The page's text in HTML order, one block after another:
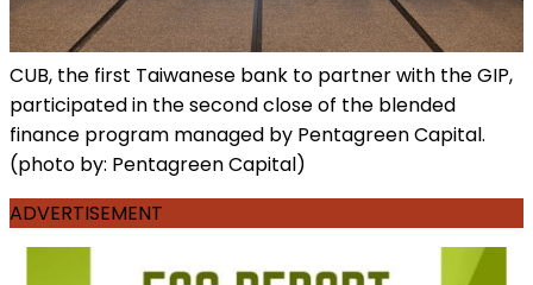
CUB, the first Taiwanese bank to partner with the GIP,
participated in the second close of the blended
finance program managed by Pentagreen Capital.
(photo by: Pentagreen Capital)
ADVERTISEMENT